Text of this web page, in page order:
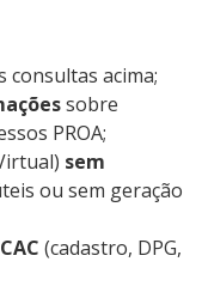
consultas acima;
sobre
PROA;
sem
ou sem geração
(cadastro, DPG,